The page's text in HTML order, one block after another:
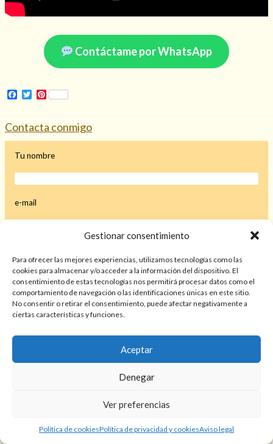
Gestionar consentimiento
Para ofrecer las mejores experiencias, utilizamos tecnologías como las
cookies para almacenar y/o acceder a la información del dispositivo. El
consentimiento de estas tecnologías nos permitirá procesar datos como el
comportamiento de navegación o las identificaciones únicas en este sitio.
No consentir o retirar el consentimiento, puede afectar negativamente a
ciertas características y funciones.
Aceptar
Denegar
Ver preferencias
Política de cookiesPolítica de privacidad y cookiesAviso legal
Contáctame por WhatsApp
Facebook
TwitterPinterest
Contacta conmigo
Tu nombre
e-mail
Si es la primera vez que acudes a mi consulta y quieres contarme
tu problema, puedes hacerlo a través de este formulario.
con el mayor detalle.